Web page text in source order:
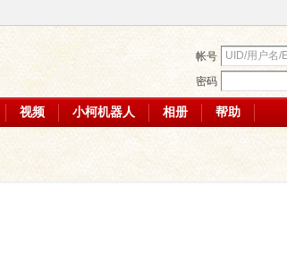
帐号
密码
视频 小柯机器人 相册 帮助